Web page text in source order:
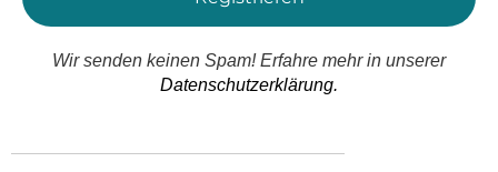
Wir senden keinen Spam! Erfahre mehr in unserer
Datenschutzerklärung.